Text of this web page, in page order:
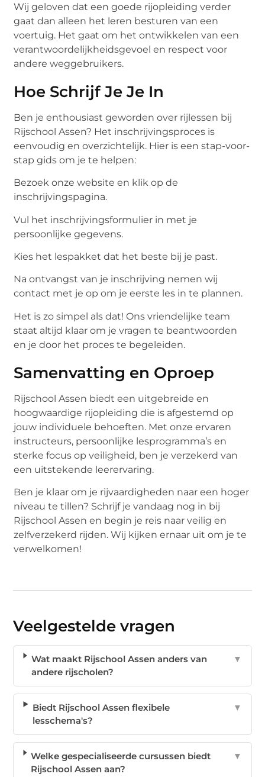
Wij geloven dat een goede rijopleiding verder
gaat dan alleen het leren besturen van een
voertuig. Het gaat om het ontwikkelen van een
verantwoordelijkheidsgevoel en respect voor
andere weggebruikers.
Hoe Schrijf Je Je In
Ben je enthousiast geworden over rijlessen bij
Rijschool Assen? Het inschrijvingsproces is
eenvoudig en overzichtelijk. Hier is een stap-voor-
stap gids om je te helpen:
Bezoek onze website en klik op de
inschrijvingspagina.
Vul het inschrijvingsformulier in met je
persoonlijke gegevens.
Kies het lespakket dat het beste bij je past.
Na ontvangst van je inschrijving nemen wij
contact met je op om je eerste les in te plannen.
Het is zo simpel als dat! Ons vriendelijke team
staat altijd klaar om je vragen te beantwoorden
en je door het proces te begeleiden.
Samenvatting en Oproep
Rijschool Assen biedt een uitgebreide en
hoogwaardige rijopleiding die is afgestemd op
jouw individuele behoeften. Met onze ervaren
instructeurs, persoonlijke lesprogramma’s en
sterke focus op veiligheid, ben je verzekerd van
een uitstekende leerervaring.
Ben je klaar om je rijvaardigheden naar een hoger
niveau te tillen? Schrijf je vandaag nog in bij
Rijschool Assen en begin je reis naar veilig en
zelfverzekerd rijden. Wij kijken ernaar uit om je te
verwelkomen!
Veelgestelde vragen
Wat maakt Rijschool Assen anders van
andere rijscholen?
▼
Biedt Rijschool Assen flexibele
lesschema's?
▼
Welke gespecialiseerde cursussen biedt
Rijschool Assen aan?
▼